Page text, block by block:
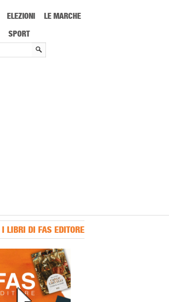
ELEZIONI
LE MARCHE
SPORT
I LIBRI DI FAS EDITORE